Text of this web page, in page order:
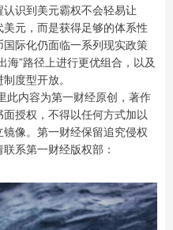
识到美元霸权不会轻易让
元，而是获得足够的体系性
际化仍面临一系列现实政策
海”路径上进行更优组合，以及
度型开放。
此内容为第一财经原创，著作
授权，不得以任何方式加以
像。第一财经保留追究侵权
系第一财经版权部：